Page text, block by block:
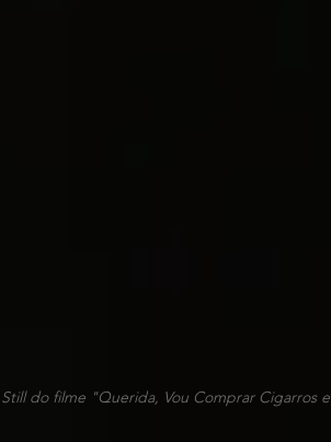
Still do filme "Querida, Vou Comprar Cigarros